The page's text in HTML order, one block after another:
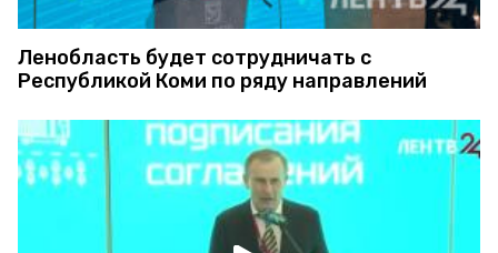
Ленобласть будет сотрудничать с
Республикой Коми по ряду направлений